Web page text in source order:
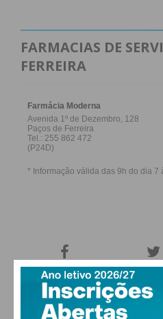
FARMACIAS DE
FERREIRA
27,0k
Fans